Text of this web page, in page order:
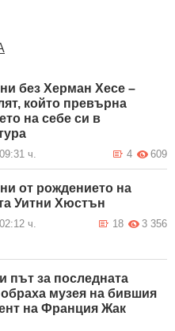
без Херман Хесе –
който превърна
на себе си в
ч. 609
4
от рождението на
Уитни Хюстън
ч. 3 356
18
път за последната
музея на бившия
на Франция Жак